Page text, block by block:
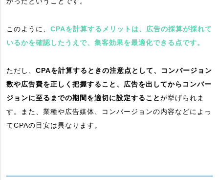
このように、CPAを計算するメリットは、広告の採算が採れて
いるかを確認したうえで、集客効果を最適化できる点です。
ただし、CPAを計算するときの注意点として、コンバージョン
数や広告費を正しく把握すること、広告を出してからコンバー
ジョンに至るまでの期間を適切に設定することが挙げられま
す。また、業種や広告媒体、コンバージョンの内容などによっ
てCPAの目安は異なります。